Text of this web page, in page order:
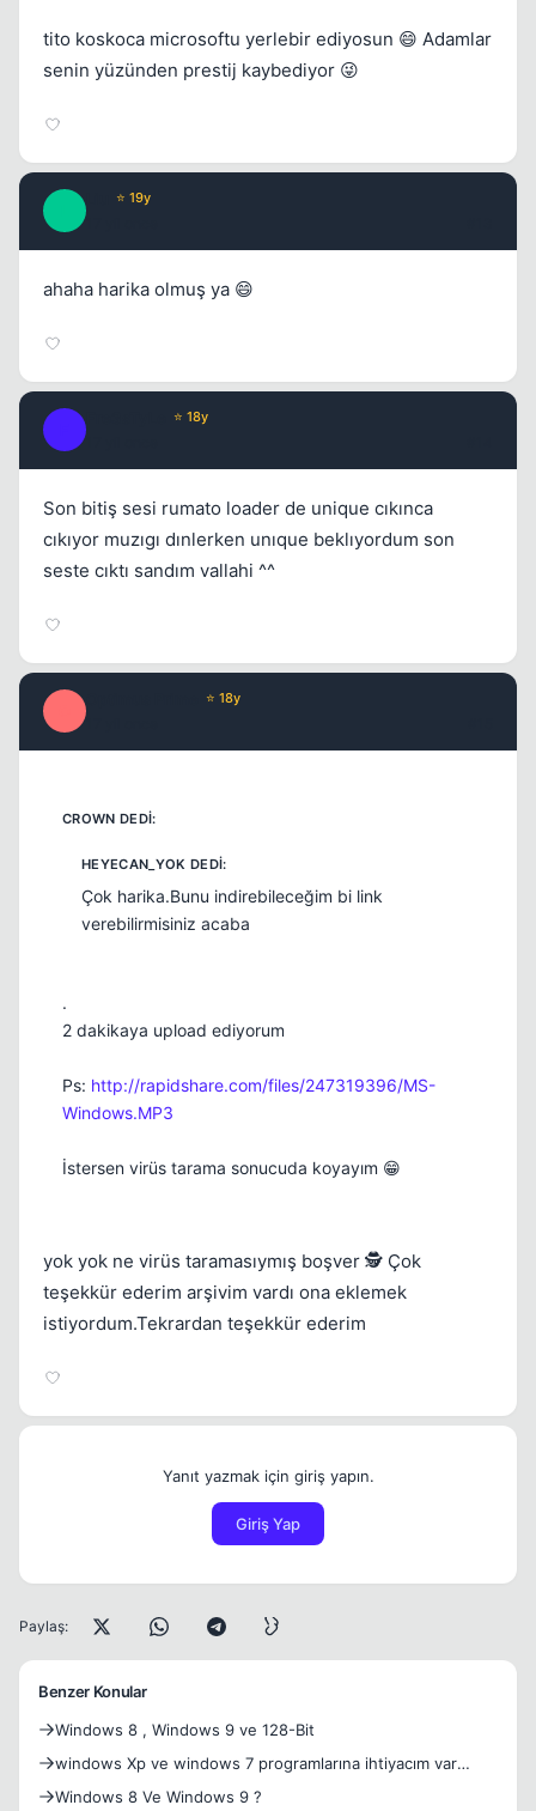
tito koskoca microsoftu yerlebir ediyosun 😄 Adamlar
senin yüzünden prestij kaybediyor 😜
⭐ 19y
ahaha harika olmuş ya 😄
⭐ 18y
Son bitiş sesi rumato loader de unique cıkınca
cıkıyor muzıgı dınlerken unıque beklıyordum son
seste cıktı sandım vallahi ^^
⭐ 18y
Çok harika.Bunu indirebileceğim bi link
verebilirmisiniz acaba
.
2 dakikaya upload ediyorum
Ps: http://rapidshare.com/files/247319396/MS-
Windows.MP3
İstersen virüs tarama sonucuda koyayım 😁
yok yok ne virüs taramasıymış boşver 🕵️ Çok
teşekkür ederim arşivim vardı ona eklemek
istiyordum.Tekrardan teşekkür ederim
Yanıt yazmak için giriş yapın.
Giriş Yap
Paylaş:
Benzer Konular
Windows 8 , Windows 9 ve 128-Bit
windows Xp ve windows 7 programlarına ihtiyacım var
yardım lütfen...
Windows 8 Ve Windows 9 ?